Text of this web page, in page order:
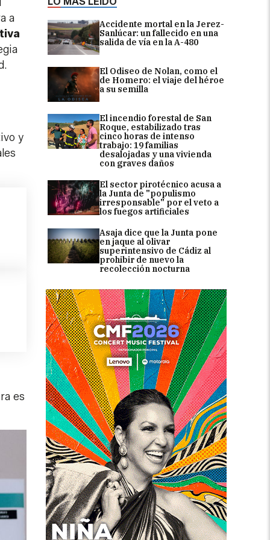
Accidente mortal en la Jerez-
Sanlúcar: un fallecido en una
salida de vía en la A-480
El Odiseo de Nolan, como el
de Homero: el viaje del héroe
a su semilla
El incendio forestal de San
Roque, estabilizado tras
cinco horas de intenso
trabajo: 19 familias
desalojadas y una vivienda
con graves daños
El sector pirotécnico acusa a
la Junta de "populismo
irresponsable" por el veto a
los fuegos artificiales
Asaja dice que la Junta pone
en jaque al olivar
superintensivo de Cádiz al
prohibir de nuevo la
recolección nocturna
a
y
es